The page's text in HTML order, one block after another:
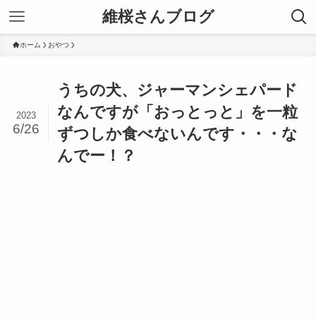
維桜さんブログ
ホーム おやつ
うちの犬、ジャーマンシェパード
なんですが「おっとっと」を一粒
ずつしか食べないんです・・・な
んでー！？
2023
6/26